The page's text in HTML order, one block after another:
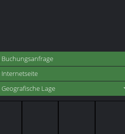
Buchungsanfrage
Internetseite
Geografische Lage